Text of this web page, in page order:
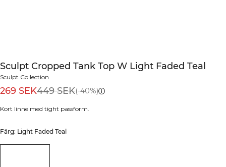
Sculpt Cropped Tank Top W Light Faded Teal
Sculpt Collection
269 SEK449 SEK(-40%)
Kort linne med tight passform.
Färg: Light Faded Teal